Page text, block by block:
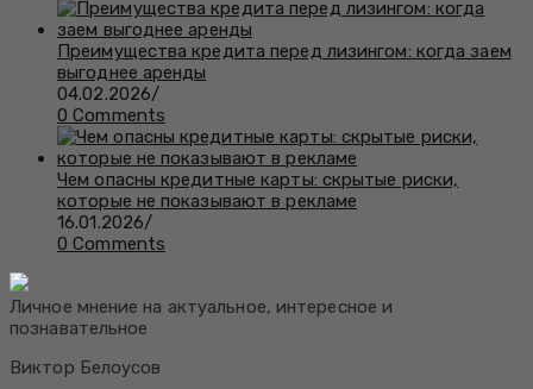
Преимущества кредита перед лизингом: когда заем
выгоднее аренды
04.02.2026/
0 Comments
Чем опасны кредитные карты: скрытые риски,
которые не показывают в рекламе
16.01.2026/
0 Comments
Личное мнение на актуальное, интересное и
познавательное
Виктор Белоусов